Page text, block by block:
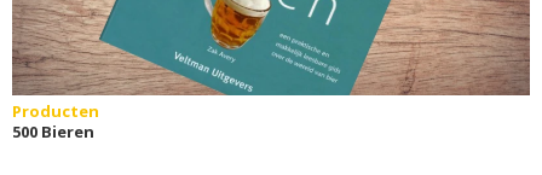
Producten
500 Bieren